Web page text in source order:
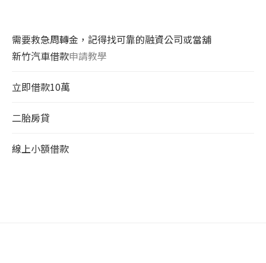
需要救急周轉金，記得找可靠的融資公司或當舖
新竹汽車借款申請教學
立即借款10萬
二胎房貸
線上小額借款